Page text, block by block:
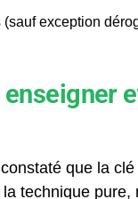
(sauf exception
que la
technique